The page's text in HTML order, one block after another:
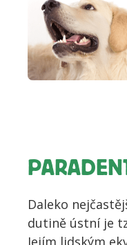
Daleko
dutině ústní je
Jejím lidským